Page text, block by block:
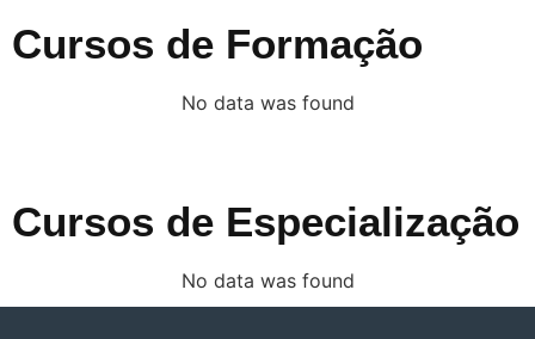
Cursos de Formação
No data was found
Cursos de Especialização
No data was found